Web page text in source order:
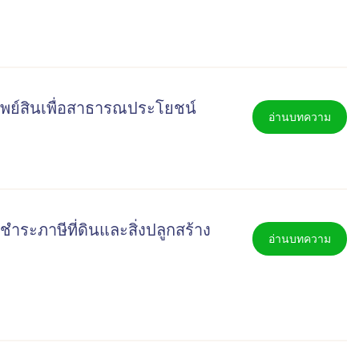
ย์สินเพื่อสาธารณประโยชน์ อ่านบทความ
ระภาษีที่ดินและสิ่งปลูกสร้าง อ่านบทความ